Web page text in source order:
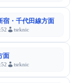
宿・千代田線方面
tsrknic
面
tsrknic